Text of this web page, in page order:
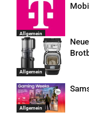
Allgemein
Allgemein
Allgemein